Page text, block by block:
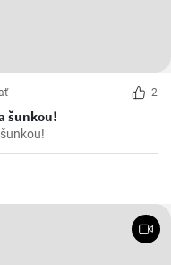
2
šunkou!